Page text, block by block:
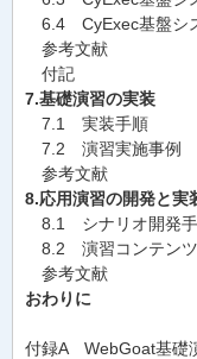
6.4 CyExec基盤シ
参考文献
付記
7.基礎演習の実装
7.1 実装手順
7.2 演習実施事例
参考文献
8.応用演習の開発と実
8.1 シナリオ開発
8.2 演習コンテンツ
参考文献
おわりに
付録A WebGoat基礎